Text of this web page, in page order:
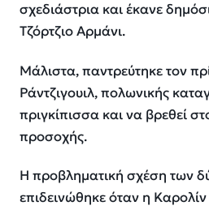
σχεδιάστρια και έκανε
Τζόρτζιο Αρμάνι.
Μάλιστα, παντρεύτηκε τον
Ράντζιγουιλ, πολωνικής
πριγκίπισσα και να βρεθεί
προσοχής.
Η προβληματική σχέση των
επιδεινώθηκε όταν η